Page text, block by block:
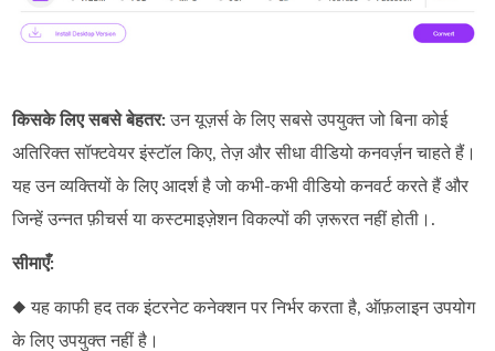
किसके लिए सबसे बेहतर:उन यूज़र्स के लिए सबसे उपयुक्त जो बिना कोई
अतिरिक्त सॉफ्टवेयर इंस्टॉल किए, तेज़ और सीधा वीडियो कनवर्ज़न चाहते हैं।
यह उन व्यक्तियों के लिए आदर्श है जो कभी‑कभी वीडियो कनवर्ट करते हैं और
जिन्हें उन्नत फ़ीचर्स या कस्टमाइज़ेशन विकल्पों की ज़रूरत नहीं होती।.
सीमाएँ:
◆ यह काफी हद तक इंटरनेट कनेक्शन पर निर्भर करता है, ऑफ़लाइन उपयोग
के लिए उपयुक्त नहीं है।